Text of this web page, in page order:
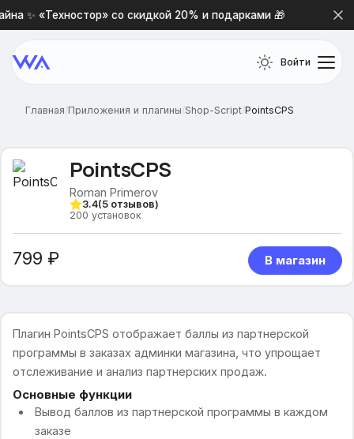
✨ «Техностор» со скидкой 20% и подарками 🎁
Войти
Главная/Приложения и плагины/Shop-Script/PointsCPS
PointsCPS
Roman Primerov
3.4(5отзывов)
200 установок
799 ₽ В магазин
Плагин PointsCPS отображает баллы из партнерской
программы в заказах админки магазина, что упрощает
отслеживание и анализ партнерских продаж.
Основные функции
Вывод баллов из партнерской программы в каждом
заказе